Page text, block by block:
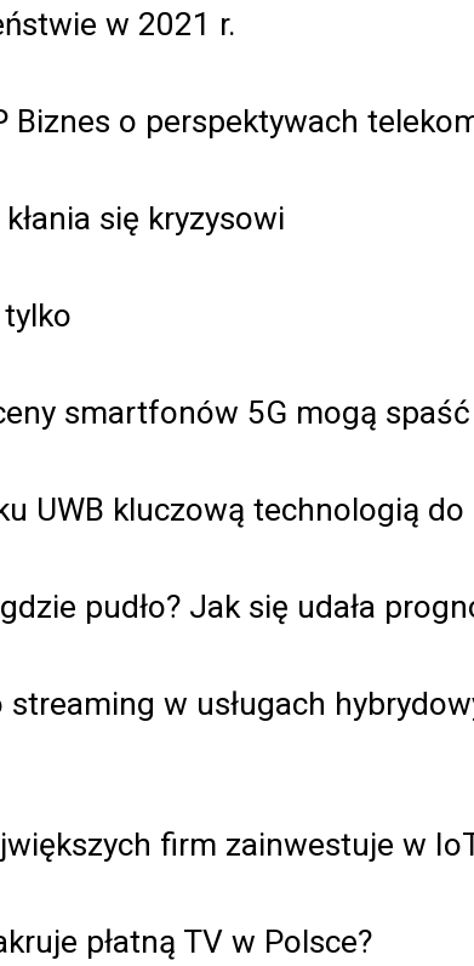
w 2021 r.
Biznes o perspektywach
się kryzysowi
smartfonów 5G mogą
UWB kluczową technologią
pudło? Jak się udała
streaming w usługach
firm zainwestuje w
płatną TV w Polsce?